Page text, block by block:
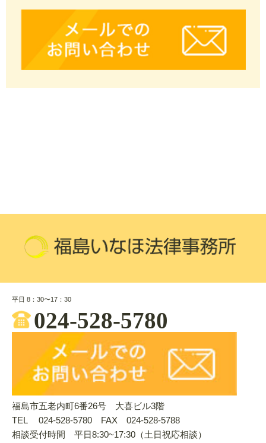
平日 8：30〜17：30
024-528-5780
福島市五老内町6番26号 大喜ビル3階
TEL 024-528-5780 FAX 024-528-5788
相談受付時間 平日8:30~17:30（土日祝応相談）